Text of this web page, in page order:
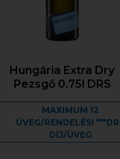
Hungária Extra Dry
Pezsgő 0.75l DRS
MAXIMUM 12
ÜVEG/RENDELÉS!
DÍJ/ÜVEG